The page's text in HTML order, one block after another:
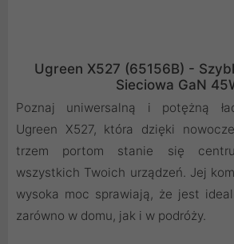
Ugreen X527 (65156B) -
Sieciowa GaN
Poznaj uniwersalną i potężną
Ugreen X527, która dzięki
trzem portom stanie się
wszystkich Twoich urządzeń. Jej
wysoka moc sprawiają, że jest
zarówno w domu, jak i w podróży.